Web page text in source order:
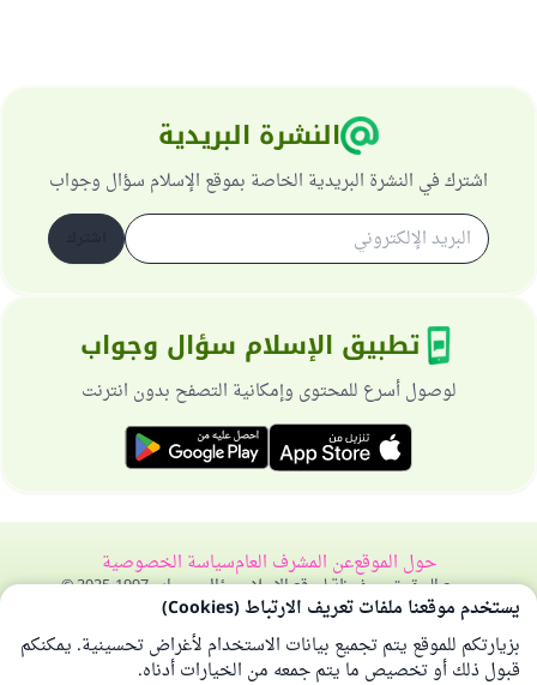
النشرة البريدية
اشترك في النشرة البريدية الخاصة بموقع الإسلام سؤال وجواب
تطبيق الإسلام سؤال وجواب
لوصول أسرع للمحتوى وإمكانية التصفح بدون انترنت
حول الموقععن المشرف العامسياسة الخصوصية
جميع الحقوق محفوظة لموقع الإسلام سؤال وجواب 1997-2025 ©
يستخدم موقعنا ملفات تعريف الارتباط (Cookies)
بزيارتكم للموقع يتم تجميع بيانات الاستخدام لأغراض تحسينية. يمكنكم
قبول ذلك أو تخصيص ما يتم جمعه من الخيارات أدناه.